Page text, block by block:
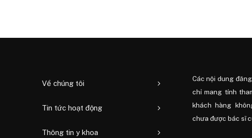
Về chúng tôi
Tin tức hoạt động
Thông tin y khoa
Các nội dung
chỉ mang tính
khách hàng
chưa được bác sĩ